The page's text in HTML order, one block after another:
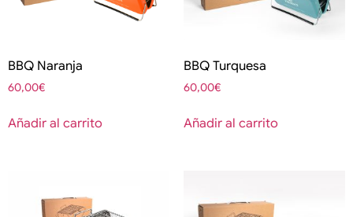
BBQ Naranja
60,00€
Añadir al carrito
BBQ Turquesa
60,00€
Añadir al carrito